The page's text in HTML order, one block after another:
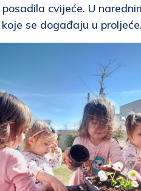
cvijeće. U
se događaju u proljeće.